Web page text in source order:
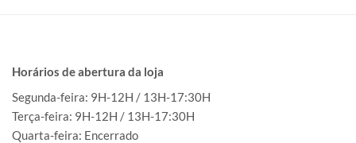
Horários de abertura da loja
Segunda-feira: 9H-12H / 13H-17:30H
Terça-feira: 9H-12H / 13H-17:30H
Quarta-feira: Encerrado